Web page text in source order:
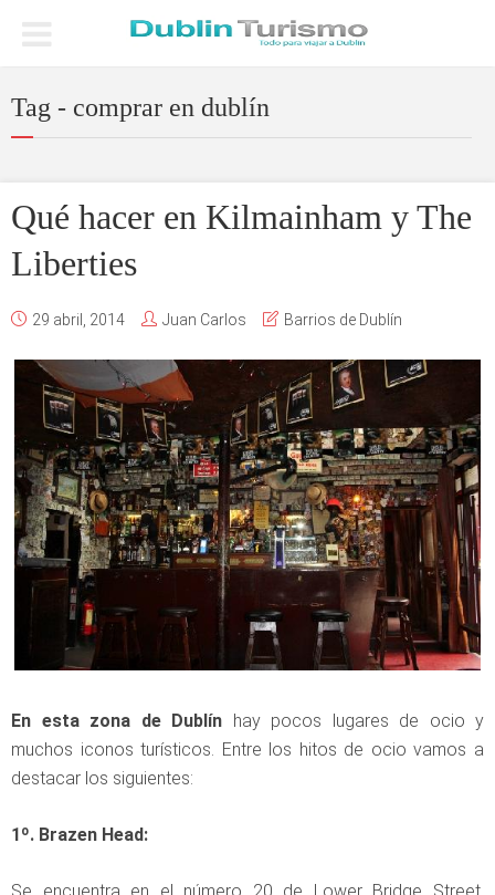
Tag - comprar en dublín
Qué hacer en Kilmainham y The
Liberties
29 abril, 2014 Juan Carlos Barrios de Dublín
En esta zona de Dublín hay pocos lugares de ocio y
muchos iconos turísticos. Entre los hitos de ocio vamos a
destacar los siguientes:
1º. Brazen Head: